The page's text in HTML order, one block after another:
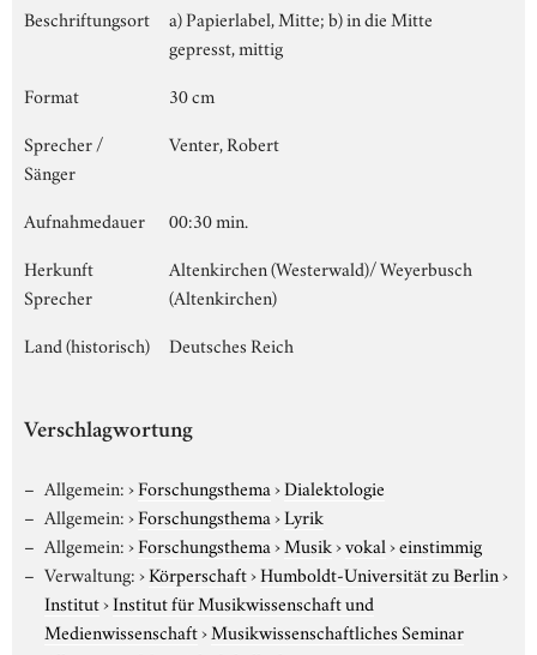
Beschriftungsort
a) Papierlabel, Mitte; b) in die Mitte
gepresst, mittig
Format
30 cm
Sprecher /
Sänger
Venter, Robert
Aufnahmedauer
00:30 min.
Herkunft
Sprecher
Altenkirchen (Westerwald)/ Weyerbusch
(Altenkirchen)
Land (historisch)
Deutsches Reich
Verschlagwortung
Allgemein:›Forschungsthema›Dialektologie
Allgemein:›Forschungsthema›Lyrik
Allgemein:›Forschungsthema›Musik›vokal›einstimmig
Verwaltung:›Körperschaft›Humboldt-Universität zu Berlin›
Institut›Institut für Musikwissenschaft und
Medienwissenschaft›Musikwissenschaftliches Seminar